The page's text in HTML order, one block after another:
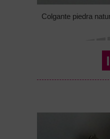
Colgante piedra